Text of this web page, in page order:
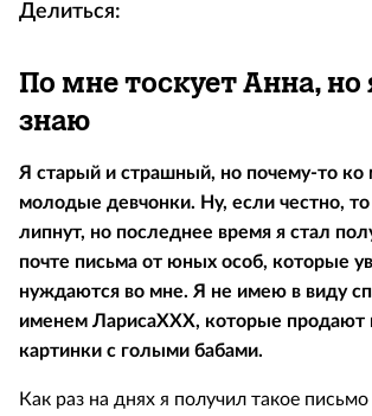
Делиться:
По мне тоскует Анна, но
знаю
Я старый и страшный, но почему-то ко
молодые девчонки. Ну, если честно,
липнут, но последнее время я стал
почте письма от юных особ, которые
нуждаются во мне. Я не имею в виду
именем ЛарисаХХХ, которые продают
картинки с голыми бабами.
Как раз на днях я получил такое